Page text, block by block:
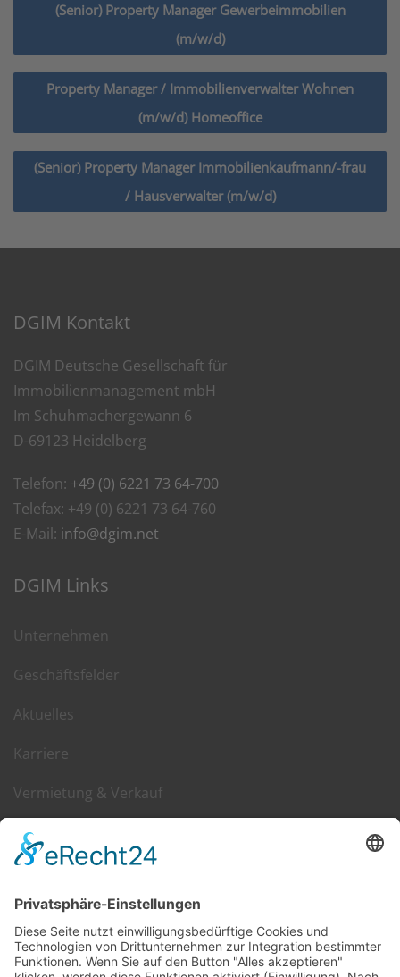
(Senior) Property Manager Gewerbeimmobilien
(m/w/d)
Property Manager / Immobilienverwalter Wohnen
(m/w/d) Homeoffice
(Senior) Property Manager Immobilienkaufmann/-frau
/ Hausverwalter (m/w/d)
DGIM Kontakt
DGIM Deutsche Gesellschaft für
Immobilienmanagement mbH
Im Schuhmachergewann 6
D-69123 Heidelberg
Telefon: +49 (0) 6221 73 64-700
Telefax: +49 (0) 6221 73 64-760
E-Mail: info@dgim.net
DGIM Links
Unternehmen
Geschäftsfelder
Aktuelles
Karriere
Vermietung & Verkauf
Kontakt